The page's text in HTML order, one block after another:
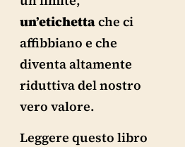
un’etichettache ci
affibbiano e che
diventa altamente
riduttiva del nostro
vero valore.
Leggere questo libro